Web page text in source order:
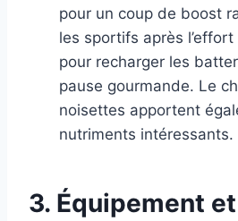
pour un coup de boost
les sportifs après
pour recharger les
pause gourmande. Le
noisettes apportent
nutriments intéressants.
3. Équipement